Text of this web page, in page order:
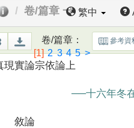
卷/篇章 一 繁中
卷/篇章：
[1] 2 3 4 5 >
參考資
現實論宗依論上
──十六年冬
論